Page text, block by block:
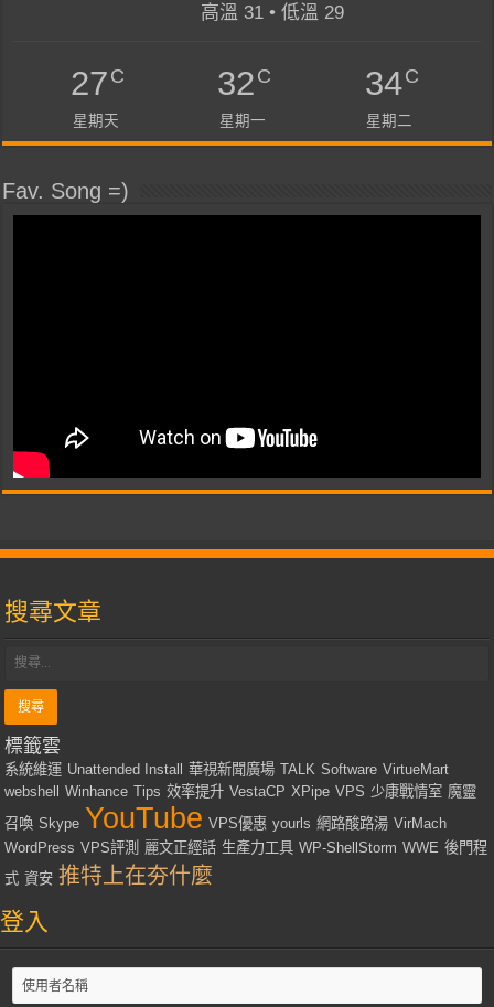
高溫 31 • 低溫 29
27C
星期天
32C
星期一
34C
星期二
Fav. Song =)
搜尋文章
標籤雲
系統維運 Unattended Install 華視新聞廣場 TALK Software VirtueMart
webshell Winhance Tips 效率提升 VestaCP XPipe VPS 少康戰情室 魔靈
召喚 Skype YouTube VPS優惠 yourls 網路酸路湯 VirMach
WordPress VPS評測 麗文正經話 生產力工具 WP-ShellStorm WWE 後門程
式 資安 推特上在夯什麼
登入